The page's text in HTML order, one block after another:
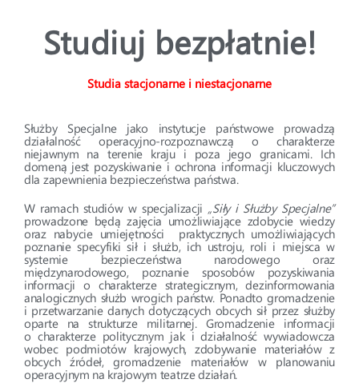
Studiuj bezpłatnie!
Studia stacjonarne i niestacjonarne
Służby Specjalne jako instytucje państwowe prowadzą
działalność operacyjno-rozpoznawczą o charakterze
niejawnym na terenie kraju i poza jego granicami. Ich
domeną jest pozyskiwanie i ochrona informacji kluczowych
dla zapewnienia bezpieczeństwa państwa.
W ramach studiów w specjalizacji „Siły i Służby Specjalne”
prowadzone będą zajęcia umożliwiające zdobycie wiedzy
oraz nabycie umiejętności praktycznych umożliwiających
poznanie specyfiki sił i służb, ich ustroju, roli i miejsca w
systemie bezpieczeństwa narodowego oraz
międzynarodowego, poznanie sposobów pozyskiwania
informacji o charakterze strategicznym, dezinformowania
analogicznych służb wrogich państw. Ponadto gromadzenie
i przetwarzanie danych dotyczących obcych sił przez służby
oparte na strukturze militarnej. Gromadzenie informacji
o charakterze politycznym jak i działalność wywiadowcza
wobec podmiotów krajowych, zdobywanie materiałów z
obcych źródeł, gromadzenie materiałów w planowaniu
operacyjnym na krajowym teatrze działań.